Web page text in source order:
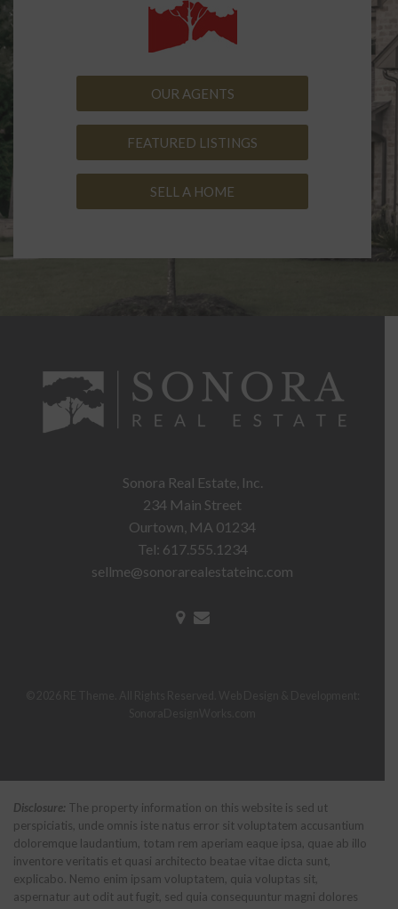
OUR AGENTS
FEATURED LISTINGS
SELL A HOME
Sonora Real Estate, Inc.
234 Main Street
Ourtown, MA 01234
Tel: 617.555.1234
sellme@sonorarealestateinc.com
Disclosure: The property information on this website is sed ut
perspiciatis, unde omnis iste natus error sit voluptatem accusantium
doloremque laudantium, totam rem aperiam eaque ipsa, quae ab illo
inventore veritatis et quasi architecto beatae vitae dicta sunt,
explicabo. Nemo enim ipsam voluptatem, quia voluptas sit,
aspernatur aut odit aut fugit, sed quia consequuntur magni dolores